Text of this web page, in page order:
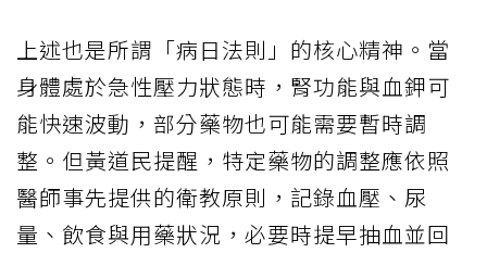
上述也是所謂「病日法則」的核心精神。當
身體處於急性壓力狀態時，腎功能與血鉀可
能快速波動，部分藥物也可能需要暫時調
整。但黃道民提醒，特定藥物的調整應依照
醫師事先提供的衛教原則，記錄血壓、尿
量、飲食與用藥狀況，必要時提早抽血並回